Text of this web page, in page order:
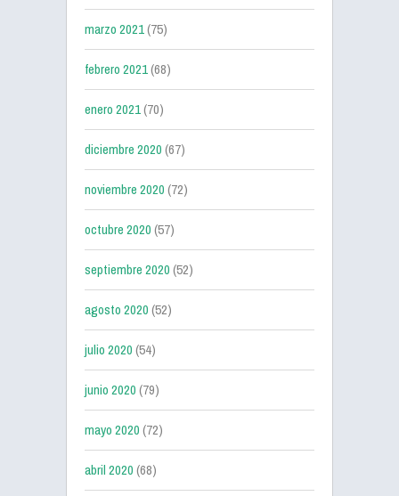
marzo 2021(75)
febrero 2021(68)
enero 2021(70)
diciembre 2020(67)
noviembre 2020(72)
octubre 2020(57)
septiembre 2020(52)
agosto 2020(52)
julio 2020(54)
junio 2020(79)
mayo 2020(72)
abril 2020(68)